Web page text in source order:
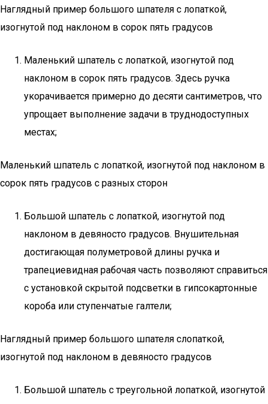
Наглядный пример большого шпателя с лопаткой,
изогнутой под наклоном в сорок пять градусов
Маленький шпатель с лопаткой, изогнутой под
наклоном в сорок пять градусов. Здесь ручка
укорачивается примерно до десяти сантиметров, что
упрощает выполнение задачи в труднодоступных
местах;
Маленький шпатель с лопаткой, изогнутой под наклоном в
сорок пять градусов с разных сторон
Большой шпатель с лопаткой, изогнутой под
наклоном в девяносто градусов. Внушительная
достигающая полуметровой длины ручка и
трапециевидная рабочая часть позволяют справиться
с установкой скрытой подсветки в гипсокартонные
короба или ступенчатые галтели;
Наглядный пример большого шпателя слопаткой,
изогнутой под наклоном в девяносто градусов
Большой шпатель с треугольной лопаткой, изогнутой